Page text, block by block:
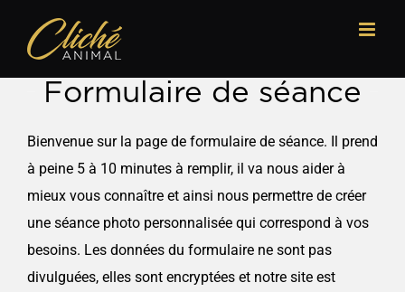
Formulaire de séance
Bienvenue sur la page de formulaire de séance. Il prend
à peine 5 à 10 minutes à remplir, il va nous aider à
mieux vous connaître et ainsi nous permettre de créer
une séance photo personnalisée qui correspond à vos
besoins. Les données du formulaire ne sont pas
divulguées, elles sont encryptées et notre site est